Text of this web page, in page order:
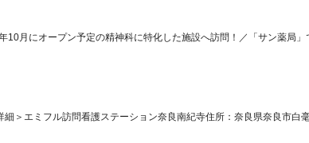
月にオープン予定の精神科に特化した施設へ訪問！／「サン薬局」
細＞エミフル訪問看護ステーション奈良南紀寺住所：奈良県奈良市白